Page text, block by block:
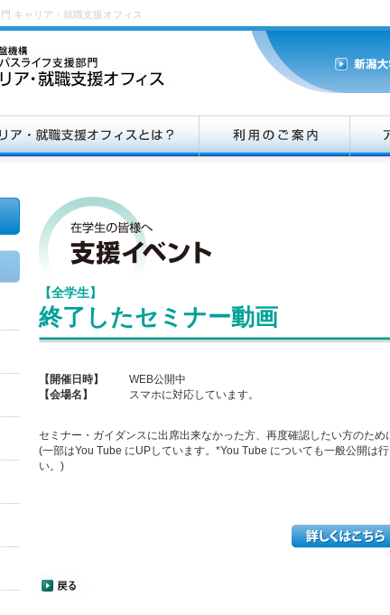
キャリア・就職支援オフィス
【全学生】
終了したセミナー動画
【開催日時】
WEB公開中
【会場名】
スマホに対応しています。
セミナー・ガイダンスに出席出来なかった方、再度確認したい方のため
(一部はYou Tube にUPしています。*You Tube についても一般公開は
い。)